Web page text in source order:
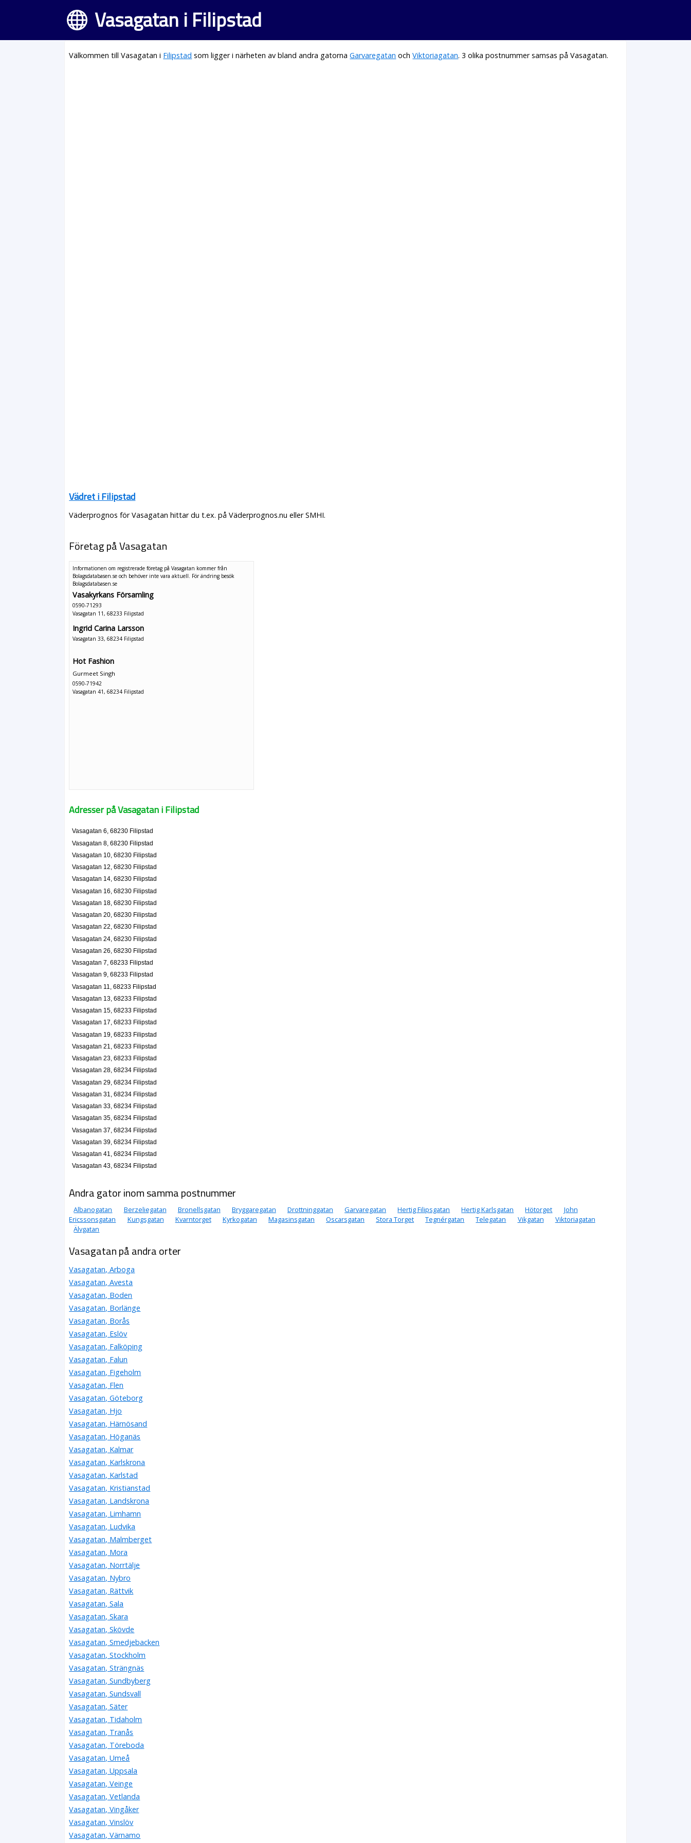
Vasagatan i Filipstad
Välkommen till Vasagatan i Filipstad som ligger i närheten av bland andra gatornaGarvaregatan ochViktoriagatan. 3 olika postnummer samsas på Vasagatan.
Vädret i Filipstad
Väderprognos för Vasagatan hittar du t.ex. på Väderprognos.nu eller SMHI.
Företag på Vasagatan
Informationen om registrerade företag på Vasagatan kommer från
Bolagsdatabasen.se och behöver inte vara aktuell. För ändring besök
Bolagsdatabasen.se
Vasakyrkans Församling
0590-71293
Vasagatan 11, 68233 Filipstad
Ingrid Carina Larsson
Vasagatan 33, 68234 Filipstad
Hot Fashion
Gurmeet Singh
0590-71942
Vasagatan 41, 68234 Filipstad
Adresser på Vasagatan i Filipstad
Vasagatan 6, 68230 Filipstad
Vasagatan 8, 68230 Filipstad
Vasagatan 10, 68230 Filipstad
Vasagatan 12, 68230 Filipstad
Vasagatan 14, 68230 Filipstad
Vasagatan 16, 68230 Filipstad
Vasagatan 18, 68230 Filipstad
Vasagatan 20, 68230 Filipstad
Vasagatan 22, 68230 Filipstad
Vasagatan 24, 68230 Filipstad
Vasagatan 26, 68230 Filipstad
Vasagatan 7, 68233 Filipstad
Vasagatan 9, 68233 Filipstad
Vasagatan 11, 68233 Filipstad
Vasagatan 13, 68233 Filipstad
Vasagatan 15, 68233 Filipstad
Vasagatan 17, 68233 Filipstad
Vasagatan 19, 68233 Filipstad
Vasagatan 21, 68233 Filipstad
Vasagatan 23, 68233 Filipstad
Vasagatan 28, 68234 Filipstad
Vasagatan 29, 68234 Filipstad
Vasagatan 31, 68234 Filipstad
Vasagatan 33, 68234 Filipstad
Vasagatan 35, 68234 Filipstad
Vasagatan 37, 68234 Filipstad
Vasagatan 39, 68234 Filipstad
Vasagatan 41, 68234 Filipstad
Vasagatan 43, 68234 Filipstad
Andra gator inom samma postnummer
Albanogatan Berzeliegatan Bronellsgatan Bryggaregatan Drottninggatan Garvaregatan Hertig Filipsgatan Hertig Karlsgatan Hötorget
John
Ericssonsgatan
Kungsgatan Kvarntorget Kyrkogatan Magasinsgatan Oscarsgatan Stora Torget Tegnérgatan Telegatan Vikgatan
Viktoriagatan
Älvgatan
Vasagatan på andra orter
Vasagatan, Arboga
Vasagatan, Avesta
Vasagatan, Boden
Vasagatan, Borlänge
Vasagatan, Borås
Vasagatan, Eslöv
Vasagatan, Falköping
Vasagatan, Falun
Vasagatan, Figeholm
Vasagatan, Flen
Vasagatan, Göteborg
Vasagatan, Hjo
Vasagatan, Härnösand
Vasagatan, Höganäs
Vasagatan, Kalmar
Vasagatan, Karlskrona
Vasagatan, Karlstad
Vasagatan, Kristianstad
Vasagatan, Landskrona
Vasagatan, Limhamn
Vasagatan, Ludvika
Vasagatan, Malmberget
Vasagatan, Mora
Vasagatan, Norrtälje
Vasagatan, Nybro
Vasagatan, Rättvik
Vasagatan, Sala
Vasagatan, Skara
Vasagatan, Skövde
Vasagatan, Smedjebacken
Vasagatan, Stockholm
Vasagatan, Strängnäs
Vasagatan, Sundbyberg
Vasagatan, Sundsvall
Vasagatan, Säter
Vasagatan, Tidaholm
Vasagatan, Tranås
Vasagatan, Töreboda
Vasagatan, Umeå
Vasagatan, Uppsala
Vasagatan, Veinge
Vasagatan, Vetlanda
Vasagatan, Vingåker
Vasagatan, Vinslöv
Vasagatan, Värnamo